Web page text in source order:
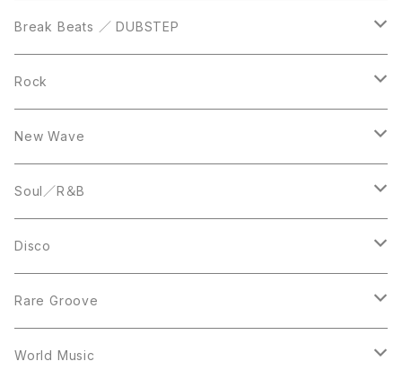
12inch
10inch
12inch
LP
Break Beats ／ DUBSTEP
12inch
LP
Rock
12inch
LP
New Wave
12inch
LP
Soul／R＆B
LP
12inch
Disco
7inch
12inch
Rare Groove
12inch
World Music